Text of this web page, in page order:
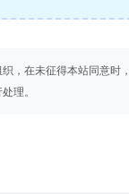
，在未征得本站同意时
理。